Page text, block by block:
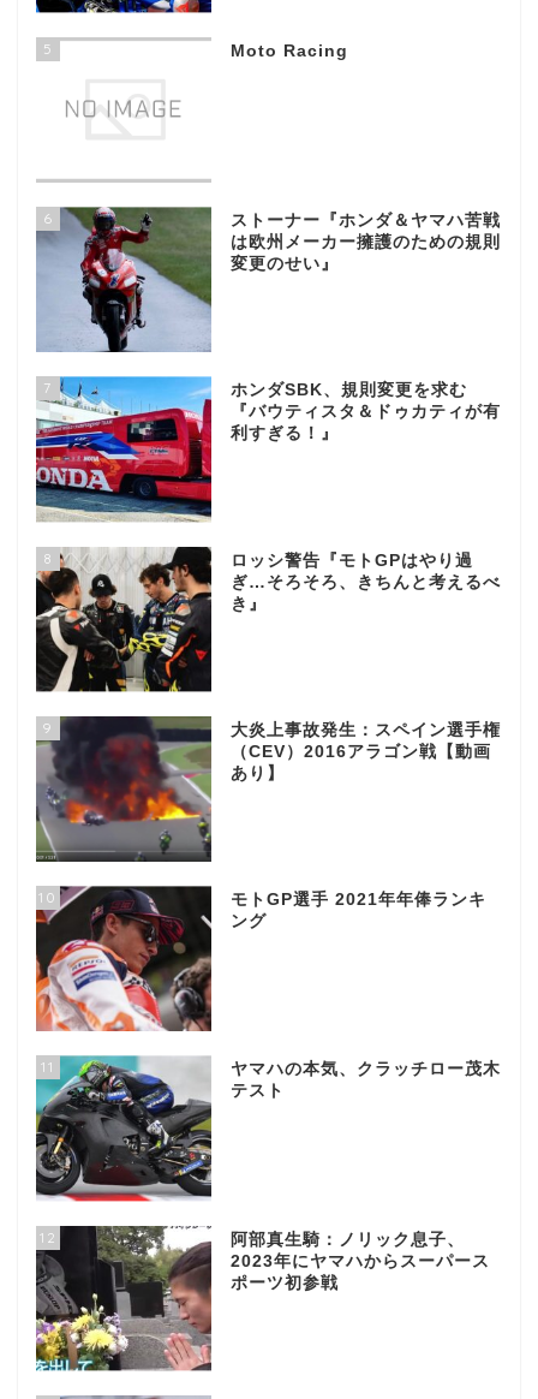
5 Moto Racing
6
ストーナー『ホンダ＆ヤマハ苦戦
は欧州メーカー擁護のための規則
変更のせい』
7
ホンダSBK、規則変更を求む
『バウティスタ＆ドゥカティが有
利すぎる！』
8
ロッシ警告『モトGPはやり過
ぎ…そろそろ、きちんと考えるべ
き』
9
大炎上事故発生：スペイン選手権
（CEV）2016アラゴン戦【動画
あり】
10
モトGP選手 2021年年俸ランキ
ング
11
ヤマハの本気、クラッチロー茂木
テスト
12
阿部真生騎：ノリック息子、
2023年にヤマハからスーパース
ポーツ初参戦